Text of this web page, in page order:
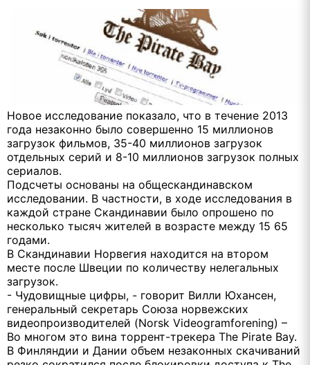
Новое исследование показало, что в течение 2013
года незаконно было совершенно 15 миллионов
загрузок фильмов, 35-40 миллионов загрузок
отдельных серий и 8-10 миллионов загрузок полных
сериалов.
Подсчеты основаны на общескандинавском
исследовании. В частности, в ходе исследования в
каждой стране Скандинавии было опрошено по
несколько тысяч жителей в возрасте между 15 65
годами.
В Скандинавии Норвегия находится на втором
месте после Швеции по количеству нелегальных
загрузок.
- Чудовищные цифры, - говорит Вилли Юхансен,
генеральный секретарь Союза норвежских
видеопроизводителей (Norsk Videogramforening) –
Во многом это вина торрент-трекера The Pirate Bay.
В Финляндии и Дании объем незаконных скачиваний